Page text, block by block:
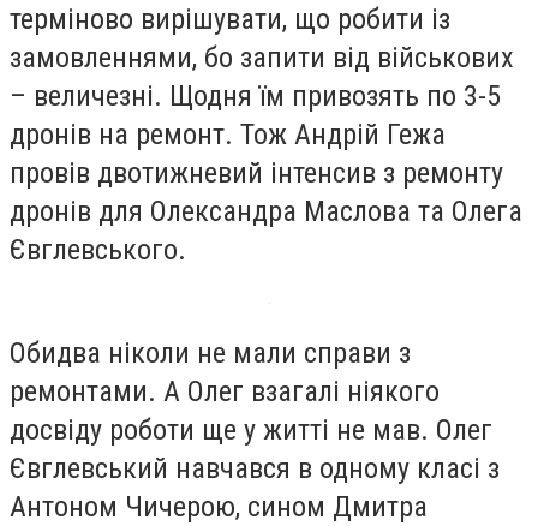
терміново вирішувати, що робити із
замовленнями, бо запити від військових
– величезні. Щодня їм привозять по 3-5
дронів на ремонт. Тож Андрій Гежа
провів двотижневий інтенсив з ремонту
дронів для Олександра Маслова та Олега
Євглевського.
Обидва ніколи не мали справи з
ремонтами. А Олег взагалі ніякого
досвіду роботи ще у житті не мав. Олег
Євглевський навчався в одному класі з
Антоном Чичерою, сином Дмитра